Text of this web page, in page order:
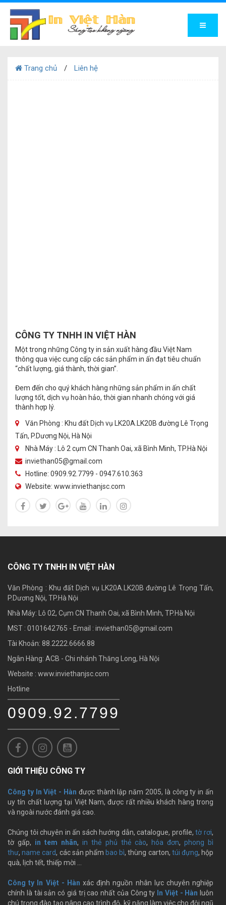
Trang chủ Liên hệ
CÔNG TY TNHH IN VIỆT HÀN
Một trong những Công ty in sản xuất hàng đầu Việt Nam
thông qua việc cung cấp các sản phẩm in ấn đạt tiêu chuẩn
“chất lượng, giá thành, thời gian”.
Đem đến cho quý khách hàng những sản phẩm in ấn chất
lượng tốt, dịch vụ hoàn hảo, thời gian nhanh chóng với giá
thành hợp lý.
Văn Phòng : Khu đất Dịch vụ LK20A.LK20B đường Lê Trọng
Tấn, P.Dương Nội, Hà Nội
Nhà Máy : Lô 2 cụm CN Thanh Oai, xã Bình Minh, TP.Hà Nội
inviethan05@gmail.com
Hotline: 0909.92.7799 - 0947.610.363
Website: www.inviethanjsc.com
CÔNG TY TNHH IN VIỆT HÀN
Văn Phòng : Khu đất Dịch vụ LK20A.LK20B đường Lê Trọng Tấn,
P.Dương Nội, TP.Hà Nội
Nhà Máy: Lô 02, Cụm CN Thanh Oai, xã Bình Minh, TP.Hà Nội
MST : 0101642765 - Email : inviethan05@gmail.com
Tài Khoản: 88.2222.6666.88
Ngân Hàng: ACB - Chi nhánh Thăng Long, Hà Nội
Website : www.inviethanjsc.com
Hotline
0909.92.7799
GIỚI THIỆU CÔNG TY
Công ty In Việt - Hàn được thành lập năm 2005, là công ty in ấn
uy tín chất lượng tại Việt Nam, được rất nhiều khách hàng trong
và ngoài nước đánh giá cao.
Chúng tôi chuyên in ấn sách hướng dẫn, catalogue, profile,tờ rơi,
tờ gấp, in tem nhãn,in thẻ phủ thẻ cào, hóa đơn, phong bì
thư,name card, các sản phẩm bao bì, thùng carton, túi đựng, hộp
quà, lịch tết, thiếp mời …
Công ty In Việt - Hàn xác định nguồn nhân lực chuyên nghiệp
chính là tài sản có giá trị cao nhất của Công ty In Việt - Hàn luôn
chú trọng đào tạo nâng cao trình độ, kỹ năng làm việc cho đội ngũ